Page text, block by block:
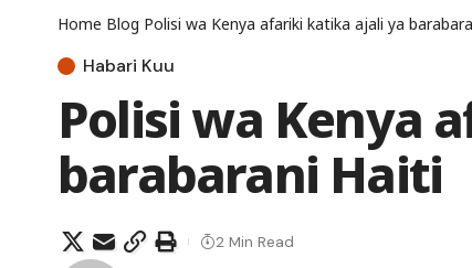
Home Blog Polisi wa Kenya afariki katika ajali ya
Habari Kuu
Polisi wa Kenya
barabarani Haiti
2 Min Read